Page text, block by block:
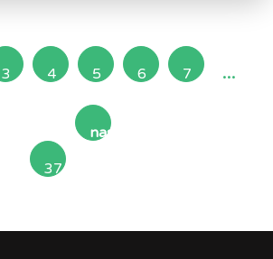
3 4 5 6 7 ...
37
następna